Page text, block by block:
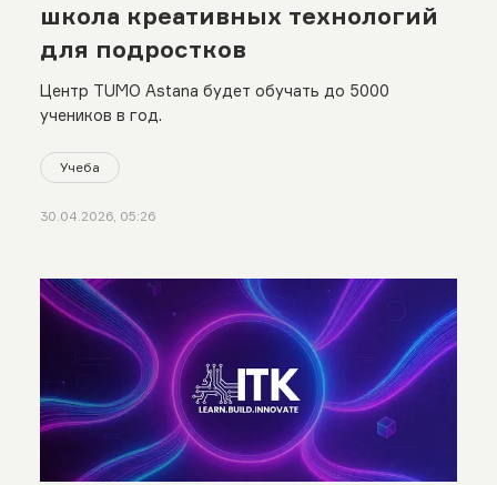
школа креативных технологий
для подростков
Центр TUMO Astana будет обучать до 5000
учеников в год.
Учеба
30.04.2026, 05:26